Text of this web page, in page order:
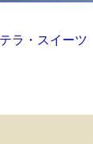
ラ・スイーツ